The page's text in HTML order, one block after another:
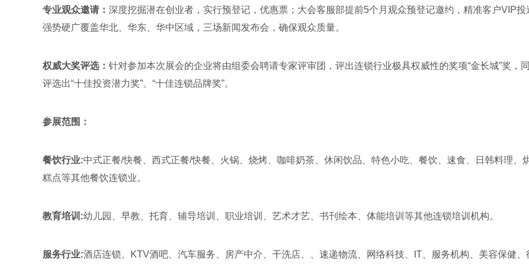
专业观众邀请： 深度挖掘潜在创业者，实行预登记，优惠票；大会客服部提前5个月观众预登记邀约，精准客户VIP投
强势硬广覆盖华北、华东、华中区域，三场新闻发布会，确保观众质量。
权威大奖评选： 针对参加本次展会的企业将由组委会聘请专家评审团，评出连锁行业极具权威性的奖项“金长城”奖，
评选出“十佳投资潜力奖”、“十佳连锁品牌奖”。
参展范围：
餐饮行业:中式正餐/快餐、西式正餐/快餐、火锅、烧烤、咖啡奶茶、休闲饮品、特色小吃、餐饮、速食、日韩料理、
糕点等其他餐饮连锁业。
教育培训:幼儿园、早教、托育、辅导培训、职业培训、艺术才艺、书刊绘本、体能培训等其他连锁培训机构。
服务行业:酒店连锁、KTV酒吧、汽车服务、房产中介、干洗店、、速递物流、网络科技、IT、服务机构、美容保健、